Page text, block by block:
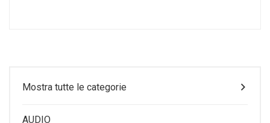
Mostra tutte le categorie
AUDIO